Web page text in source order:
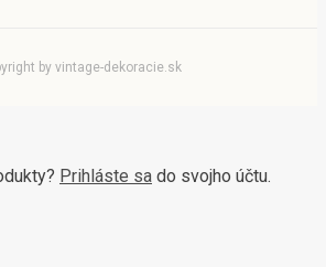
by vintage-dekoracie.sk
Prihláste sa do svojho účtu.